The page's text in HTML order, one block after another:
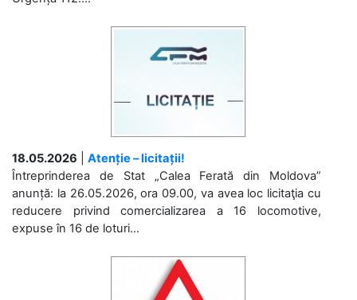
18.05.2026
Atenție – licitații!
Întreprinderea de Stat „Calea Ferată din Moldova”
anunță: la 26.05.2026, ora 09.00, va avea loc licitaţia cu
reducere privind comercializarea a 16 locomotive,
expuse în 16 de loturi...